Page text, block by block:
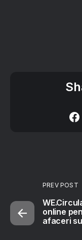
PREV POST
online
afaceri